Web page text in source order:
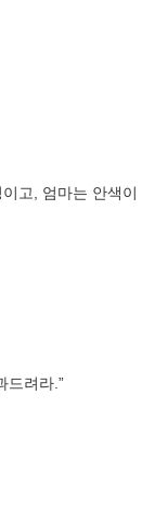
고, 엄마는 안색이
드려라.”